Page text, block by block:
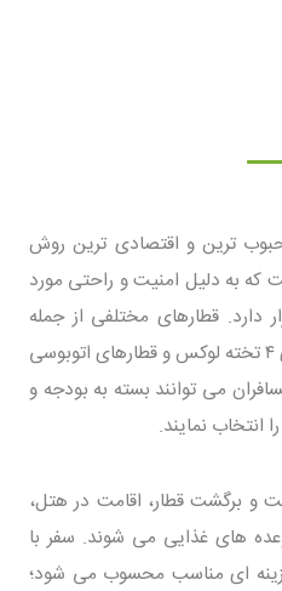
‌ترین و اقتصادی ‌ترین روش
به دلیل امنیت و راحتی مورد
دارد. قطارهای مختلفی از جمله
قطارهای ۵ ستاره فدک، قطارهای ۴ تخته لوکس و قطارهای اتوبوسی
می ‌توانند بسته به بودجه و
نمایند.
و برگشت قطار، اقامت در هتل،
های غذایی می ‌شوند. سفر با
گزینه ‌ای مناسب محسوب می‌ شود؛